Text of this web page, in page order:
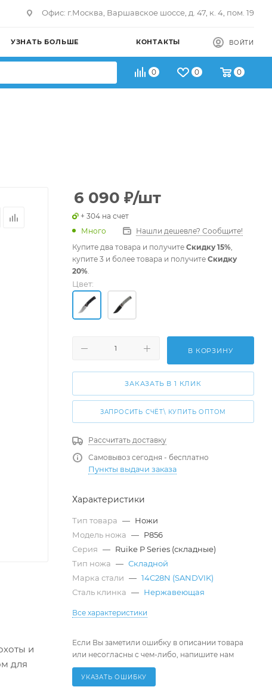
Офис: г.Москва, Варшавское шоссе, д. 47, к. 4, пом. 19
УЗНАТЬ БОЛЬШЕ КОНТАКТЫ ВОЙТИ
0 0 0
и
для
6 090 ₽/шт
+ 304 на счет
Много
Нашли дешевле? Сообщите!
Купите два товара и получите Скидку 15%,
купите 3 и более товара и получите Скидку
20%.
Цвет:
В КОРЗИНУ
ЗАКАЗАТЬ В 1 КЛИК
ЗАПРОСИТЬ СЧЁТ\ КУПИТЬ ОПТОМ
Рассчитать доставку
Самовывоз сегодня - бесплатно
Пункты выдачи заказа
Характеристики
Тип товара — Ножи
Модель ножа — P856
Серия — Ruike P Series (складные)
Тип ножа — Складной
Марка стали — 14C28N (SANDVIK)
Сталь клинка — Нержавеющая
Все характеристики
Если Вы заметили ошибку в описании товара
или несогласны с чем-либо, напишите нам
УКАЗАТЬ ОШИБКУ